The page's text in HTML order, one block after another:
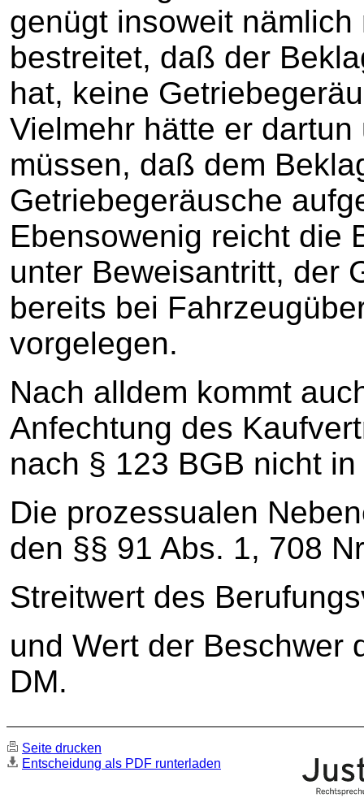
genügt insoweit
bestreitet, daß der
hat, keine
Vielmehr hätte er
müssen, daß dem
Getriebegeräusche
Ebensowenig reicht die
unter Beweisantritt, der
bereits bei
vorgelegen.
Nach alldem kommt
Anfechtung des
nach § 123 BGB nicht
Die prozessualen
den §§ 91 Abs. 1, 708
Streitwert des
und Wert der Beschwer
DM.
Seite drucken
Entscheidung als PDF runterladen